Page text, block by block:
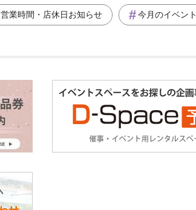
営業時間・店休日お知らせ 今月のイベント